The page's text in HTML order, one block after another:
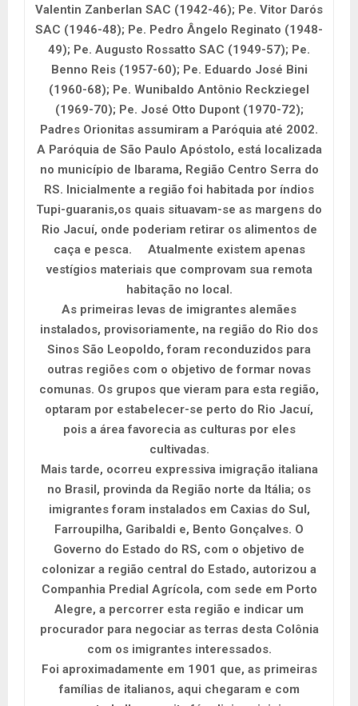
Valentin Zanberlan SAC (1942-46); Pe. Vitor Darós
SAC (1946-48); Pe. Pedro Ângelo Reginato (1948-
49); Pe. Augusto Rossatto SAC (1949-57); Pe.
Benno Reis (1957-60); Pe. Eduardo José Bini
(1960-68); Pe. Wunibaldo Antônio Reckziegel
(1969-70); Pe. José Otto Dupont (1970-72);
Padres Orionitas assumiram a Paróquia até 2002.
A Paróquia de São Paulo Apóstolo, está localizada
no município de Ibarama, Região Centro Serra do
RS. Inicialmente a região foi habitada por índios
Tupi-guaranis,os quais situavam-se as margens do
Rio Jacuí, onde poderiam retirar os alimentos de
caça e pesca. Atualmente existem apenas
vestígios materiais que comprovam sua remota
habitação no local.
As primeiras levas de imigrantes alemães
instalados, provisoriamente, na região do Rio dos
Sinos São Leopoldo, foram reconduzidos para
outras regiões com o objetivo de formar novas
comunas. Os grupos que vieram para esta região,
optaram por estabelecer-se perto do Rio Jacuí,
pois a área favorecia as culturas por eles
cultivadas.
Mais tarde, ocorreu expressiva imigração italiana
no Brasil, provinda da Região norte da Itália; os
imigrantes foram instalados em Caxias do Sul,
Farroupilha, Garibaldi e, Bento Gonçalves. O
Governo do Estado do RS, com o objetivo de
colonizar a região central do Estado, autorizou a
Companhia Predial Agrícola, com sede em Porto
Alegre, a percorrer esta região e indicar um
procurador para negociar as terras desta Colônia
com os imigrantes interessados.
Foi aproximadamente em 1901 que, as primeiras
famílias de italianos, aqui chegaram e com